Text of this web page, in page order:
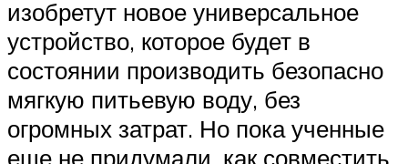
изобретут новое универсальное
устройство, которое будет в
состоянии производить безопасно
мягкую питьевую воду, без
огромных затрат. Но пока ученные
еще не придумали, как совместить